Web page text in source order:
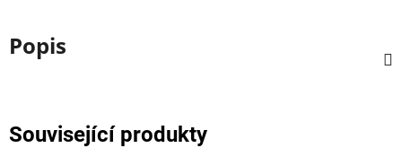
Popis
Související produkty